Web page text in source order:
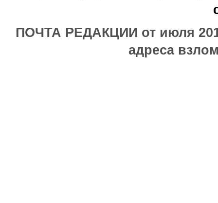
ПОЧТА РЕДАКЦИИ от июля
адреса